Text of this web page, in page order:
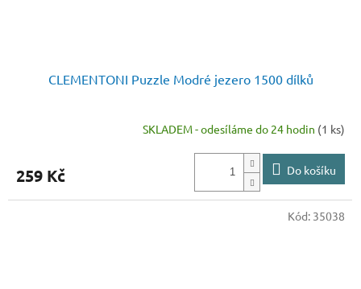
CLEMENTONI Puzzle Modré jezero 1500 dílků
SKLADEM - odesíláme do 24 hodin (1 ks)
259 Kč Do košíku
Kód: 35038